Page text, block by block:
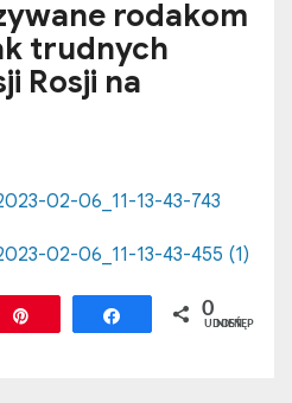
rodakom
trudnych
Rosji na
Udostępnij
0
UDOSTĘPNIEŃ